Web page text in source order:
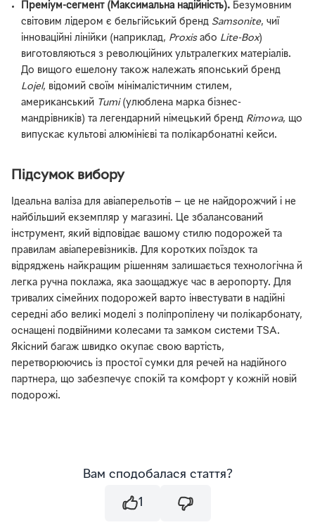
Преміум-сегмент (Максимальна надійність). Безумовним
світовим лідером є бельгійський бренд Samsonite, чиї
інноваційні лінійки (наприклад, Proxisабо Lite-Box)
виготовляються з революційних ультралегких матеріалів.
До вищого ешелону також належать японський бренд
Lojel, відомий своїм мінімалістичним стилем,
американський
Tumi(улюблена марка бізнес-
мандрівників) та легендарний німецький бренд Rimowa, що
випускає культові алюмінієві та полікарбонатні кейси.
Підсумок вибору
Ідеальна валіза для авіаперельотів — це не найдорожчий і не
найбільший екземпляр у магазині. Це збалансований
інструмент, який відповідає вашому стилю подорожей та
правилам авіаперевізників. Для коротких поїздок та
відряджень найкращим рішенням залишається технологічна й
легка ручна поклажа, яка заощаджує час в аеропорту. Для
тривалих сімейних подорожей варто інвестувати в надійні
середні або великі моделі з поліпропілену чи полікарбонату,
оснащені подвійними колесами та замком системи TSA.
Якісний багаж швидко окупає свою вартість,
перетворюючись із простої сумки для речей на надійного
партнера, що забезпечує спокій та комфорт у кожній новій
подорожі.
Вам сподобалася стаття?
1